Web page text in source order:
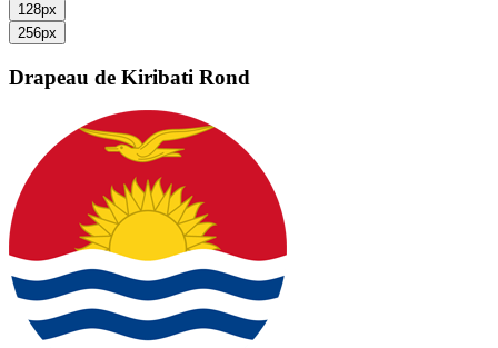
128px
256px
Drapeau de Kiribati Rond